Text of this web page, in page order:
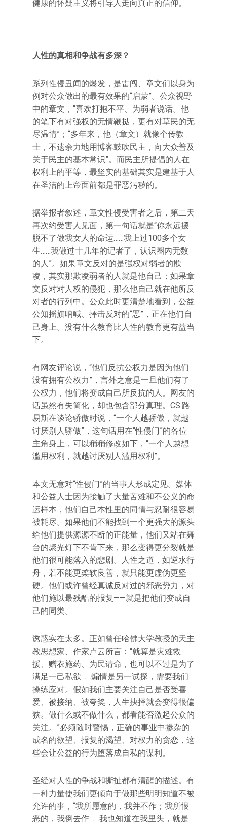
健康的怀疑主义将引导人走向真正的信仰。
人性的真相和争战有多深？
系列性侵丑闻的爆发，是雷闯、章文们以身为
例对公众做出的最有效果的“启蒙”。公众视野
中的章文，“喜欢打抱不平、为弱者说话。他
的笔下有对强权的无情鞭挞，更有对草民的无
尽温情”；“多年来，他（章文）就像个传教
士，不遗余力地用博客鼓吹民主，向大众普及
关于民主的基本常识”。而民主所提倡的人在
权利上的平等，最坚实的基础其实是建基于人
在圣洁的上帝面前都是罪恶污秽的。
据举报者叙述，章文性侵受害者之后，第二天
再次约受害人见面，第一句话就是“你永远摆
脱不了做我女人的命运……我上过100多个女
生……我做过十几年的记者了，认识圈内无数
的人”。如果章文反对的是强权对弱者的欺
凌，其实那欺凌弱者的人就是他自己；如果章
文反对对人权的侵犯，那么他自己就在他所反
对者的行列中。公众此时更清楚地看到，公益
公知摇旗呐喊、抨击反对的“恶”，正在他们自
己身上。没有什么教育比人性的教育更有益当
下。
有网友评论说，“他们反抗公权力是因为他们
没有拥有公权力”，言外之意是一旦他们有了
公权力，他们将变成自己所反抗的人。网友的
话虽然有失简化，却也包含部分真理。CS·路
易斯在谈论骄傲时说，“一个人越骄傲，就越
讨厌别人骄傲”，这句话用在“性侵门”的各位
主角身上，可以稍稍修改如下，“一个人越想
滥用权利，就越讨厌别人滥用权利”。
本文无意对“性侵门”的当事人形成定见。媒体
和公益人士因为接触了大量苦难和不公义的命
运样本，他们自己本性里的同情与忍耐很容易
被耗尽。如果他们不能找到一个更强大的源头
给他们提供源源不断的正能量，他们又站在舞
台的聚光灯下不肯下来，那么变得更分裂就是
他们很可能落入的悲剧。人性之道，如逆水行
舟，若不能更柔软良善，就只能更虚伪更坚
硬。他们或许曾经真诚反对过的邪恶势力，对
他们施以最残酷的报复——就是把他们变成自
己的同类。
诱惑实在太多。正如曾任哈佛大学教授的天主
教思想家、作家卢云所言：“就算是灾难救
援、赠衣施药、为民请命，也可以不过是为了
满足一己私欲……煽情是另一试探，需要我们
操练应对。假如我们主要关注自己是否受喜
爱、被接纳、被夸奖，人生抉择就会变得很偏
狭。做什么或不做什么，都看能否激起公众的
关注。”必须随时警惕，正确的事业中掺杂的
成名的欲望、报复的渴望、对权力的贪恋，这
些会让公益的行为堕落成自私的谋利。
圣经对人性的争战和撕扯都有清醒的描述。有
一种力量使我们更倾向于做那些明明知道不被
允许的事，“我所愿意的，我并不作；我所恨
恶的，我倒去作……我也知道在我里头，就是